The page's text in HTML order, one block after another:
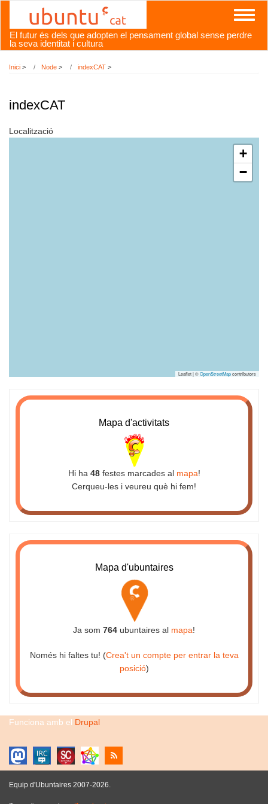
contingut
El futur és dels que adopten el pensament global sense perdre
la seva identitat i cultura
Inici > Node > indexCAT >
indexCAT
Localització
+
−
Leaflet | ©OpenStreetMapcontributors
Mapa d'activitats
Hi ha 48festes marcades al mapa!
Cerqueu-les i veureu què hi fem!
Mapa d'ubuntaires
Ja som 764 ubuntaires al mapa!
Només hi faltes tu! (Crea't un compte per entrar la teva
posició)
Funciona amb el Drupal
Equip d'Ubuntaires 2007-2026.